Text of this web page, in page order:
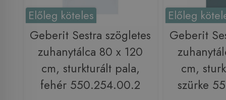
Előleg köteles
Geberit Sestra szögletes
zuhanytálca 80 x 120
cm, sturkturált pala,
fehér 550.254.00.2
Előleg
Geberit
cm,
szürke